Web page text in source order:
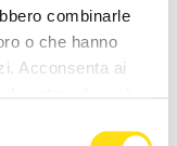
combinarle
o che hanno
Acconsenta ai
del